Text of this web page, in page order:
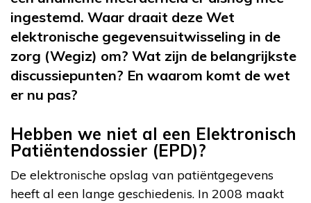
ingestemd. Waar draait deze Wet
elektronische gegevensuitwisseling in de
zorg (Wegiz) om? Wat zijn de belangrijkste
discussiepunten? En waarom komt de wet
er nu pas?
Hebben we niet al een Elektronisch
Patiëntendossier (EPD)?
De elektronische opslag van patiëntgegevens
heeft al een lange geschiedenis. In 2008 maakt